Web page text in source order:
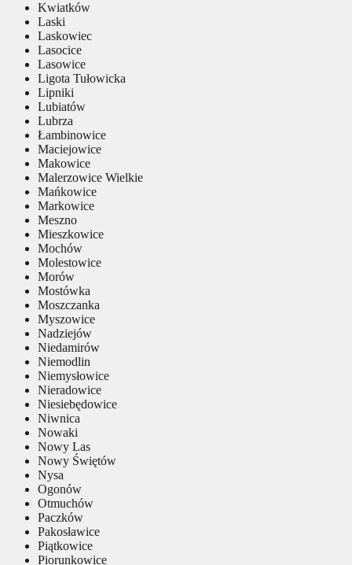
Kwiatków
Laski
Laskowiec
Lasocice
Lasowice
Ligota Tułowicka
Lipniki
Lubiatów
Lubrza
Łambinowice
Maciejowice
Makowice
Malerzowice Wielkie
Mańkowice
Markowice
Meszno
Mieszkowice
Mochów
Molestowice
Morów
Mostówka
Moszczanka
Myszowice
Nadziejów
Niedamirów
Niemodlin
Niemysłowice
Nieradowice
Niesiebędowice
Niwnica
Nowaki
Nowy Las
Nowy Świętów
Nysa
Ogonów
Otmuchów
Paczków
Pakosławice
Piątkowice
Piorunkowice